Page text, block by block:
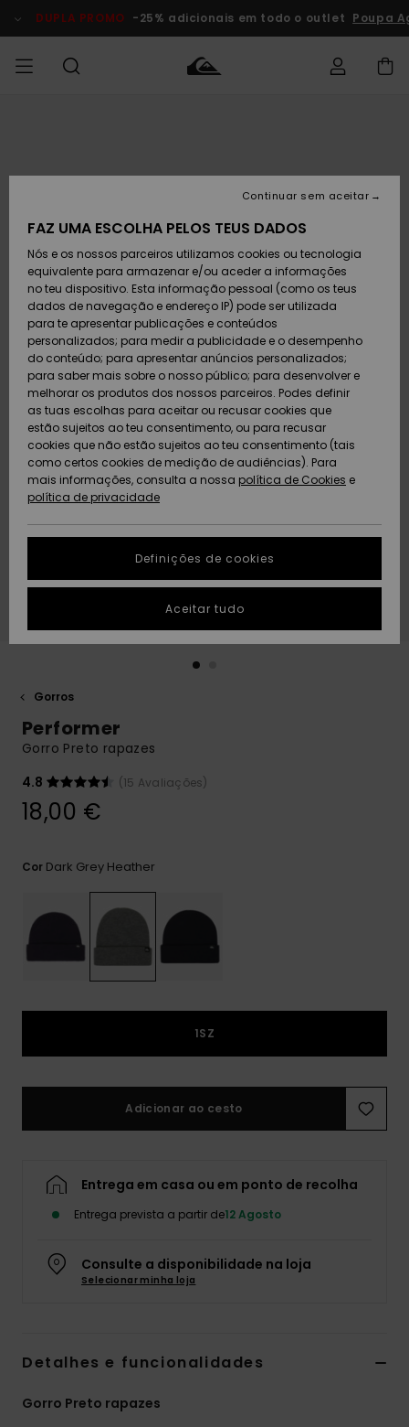
do
DUPLA PROMO -25% adicionais em todo o outlet Poupa
Calçado e
chinelos
Surfe/água
Snow
Artigos
recém-
chegados
Coleções
MENINO
Calçado e
chinelos
Surfe/água
Neve
Artigos
recém-
chegados
Highlights
MULHER
chegados
Highlights
Snow
SURF
Crianças
Highlights
Community
SNOW
Artigos
Criança
Snow Shop
Feminino
Highlights
Community
DUPLA
PROMO
Criança
Outlet
Mulher
AJUDA
Devoluções
Pagamento
Cartão
presente
Quiksilver
Freedom
Protecção de
dados
Guia de
tamanhos
conversa para
obteres a
resposta mais
rápida à tua
respostas
para as
formulário de
contacto.
Consultar
SUSTAINABILITY
PRESENTE
DESEJO
Gorros
Performer
Gorro Preto rapazes
4.8
(15 Avaliações)
18,00 €
Cor Dark Grey Heather
1SZ
Adicionar ao cesto
Entrega em casa ou em ponto de recolha
Entrega prevista a partir de12 Agosto
Consulte a disponibilidade na loja
Selecionar minha loja
Detalhes e funcionalidades
Gorro Preto rapazes
FAZ UMA ESCOLHA PELOS TEUS DADOS
Nós e os nossos parceiros utilizamos cookies ou tecnologia
equivalente para armazenar e/ou aceder a informações
no teu dispositivo. Esta informação pessoal (como os teus
dados de navegação e endereço IP) pode ser utilizada
para te apresentar publicações e conteúdos
personalizados; para medir a publicidade e o desempenho
do conteúdo; para apresentar anúncios personalizados;
para saber mais sobre o nosso público; para desenvolver e
melhorar os produtos dos nossos parceiros. Podes definir
as tuas escolhas para aceitar ou recusar cookies que
estão sujeitos ao teu consentimento, ou para recusar
cookies que não estão sujeitos ao teu consentimento (tais
como certos cookies de medição de audiências). Para
mais informações, consulta a nossa política de Cookies e
política de privacidade
Definições de cookies
Continuar sem aceitar
Aceitar tudo